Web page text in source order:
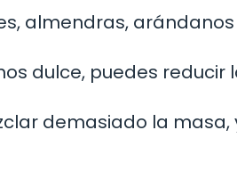
almendras,
dulce, puedes reducir
demasiado la masa,